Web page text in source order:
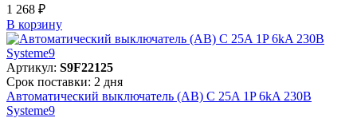
1 268 ₽
В корзинy
Артикул: S9F22125
Срок поставки: 2 дня
Автоматический выключатель (АВ) C 25A 1P 6kA 230В
Systeme9